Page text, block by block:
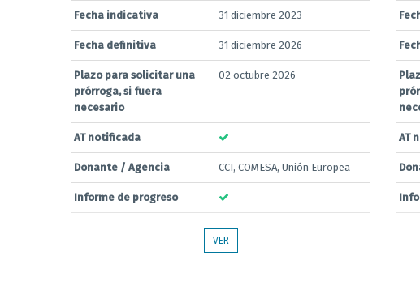
Fecha indicativa 31 diciembre 2023
Fecha definitiva 31 diciembre 2026
Plazo para solicitar una
prórroga, si fuera
necesario
02 octubre 2026
AT notificada
Donante / Agencia CCI, COMESA, Unión Europea
Informe de progreso
VER
AT